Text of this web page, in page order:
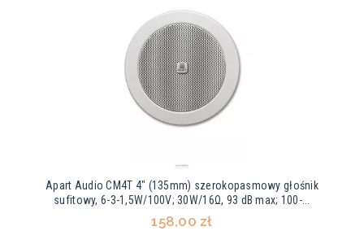
Apart Audio CM4T 4" (135mm) szerokopasmowy głośnik
sufitowy, 6-3-1,5W/100V; 30W/16Ω, 93 dB max; 100-...
158,00 zł